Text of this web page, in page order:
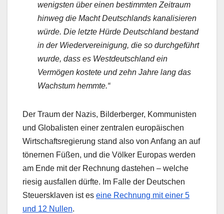
wenigsten über einen bestimmten Zeitraum
hinweg die Macht Deutschlands kanalisieren
würde. Die letzte Hürde Deutschland bestand
in der Wiedervereinigung, die so durchgeführt
wurde, dass es Westdeutschland ein
Vermögen kostete und zehn Jahre lang das
Wachstum hemmte.“
Der Traum der Nazis, Bilderberger, Kommunisten
und Globalisten einer zentralen europäischen
Wirtschaftsregierung stand also von Anfang an auf
tönernen Füßen, und die Völker Europas werden
am Ende mit der Rechnung dastehen – welche
riesig ausfallen dürfte. Im Falle der Deutschen
Steuersklaven ist es eine Rechnung mit einer 5
und 12 Nullen.